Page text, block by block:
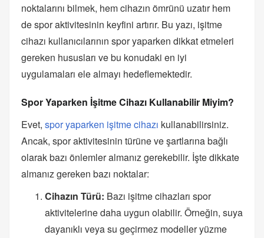
noktalarını bilmek, hem cihazın ömrünü uzatır hem
de spor aktivitesinin keyfini artırır. Bu yazı, işitme
cihazı kullanıcılarının spor yaparken dikkat etmeleri
gereken hususları ve bu konudaki en iyi
uygulamaları ele almayı hedeflemektedir.
Spor Yaparken İşitme Cihazı Kullanabilir Miyim?
Evet, spor yaparken işitme cihazı kullanabilirsiniz.
Ancak, spor aktivitesinin türüne ve şartlarına bağlı
olarak bazı önlemler almanız gerekebilir. İşte dikkate
almanız gereken bazı noktalar:
Cihazın Türü: Bazı işitme cihazları spor
aktivitelerine daha uygun olabilir. Örneğin, suya
dayanıklı veya su geçirmez modeller yüzme